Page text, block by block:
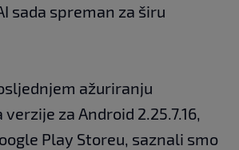
sada spreman za širu
ažuriranju
za Android 2.25.7.16,
Play Storeu, saznali smo